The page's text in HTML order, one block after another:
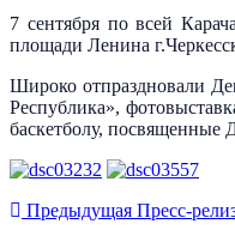
7 сентября по всей
площади Ленина
Широко отпраздновали
Республика»,
баскетболу, посвященные
Предыдущая Пресс-